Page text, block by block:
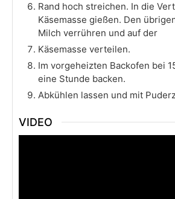
Rand hoch streichen. In die
Käsemasse gießen. Den
Milch verrühren und auf der
Käsemasse verteilen.
Im vorgeheizten Backofen bei
eine Stunde backen.
Abkühlen lassen und mit
VIDEO